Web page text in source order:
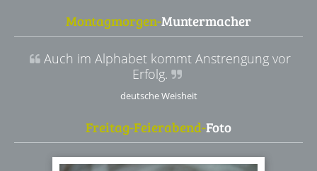
Montagmorgen-Muntermacher
Auch im Alphabet kommt Anstrengung vor
Erfolg.
deutsche Weisheit
Freitag-Feierabend-Foto